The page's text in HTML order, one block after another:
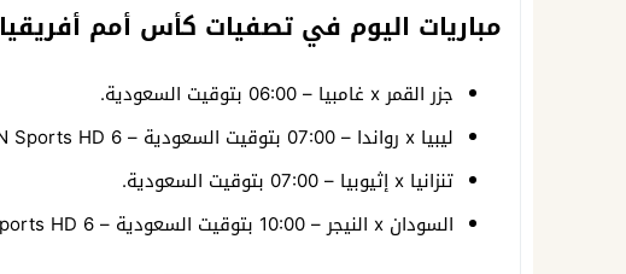
مباريات اليوم في تصفيات كأس أمم أفريقيا
جزر القمر x غامبيا – 06:00 بتوقيت السعودية.
ليبيا x رواندا – 07:00 بتوقيت السعودية – beIN Sports HD 6.
تنزانيا x إثيوبيا – 07:00 بتوقيت السعودية.
السودان x النيجر – 10:00 بتوقيت السعودية – beIN Sports HD 6.